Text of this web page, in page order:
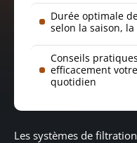
Durée optimale
selon la saison,
Conseils
efficacement
quotidien
Les systèmes de